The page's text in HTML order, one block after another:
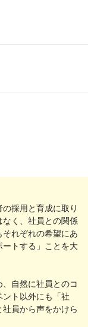
採用と育成に取り
く、社員との関係
れぞれの希望にあ
ートする」ことを大
自然に社員とのコ
ント以外にも「社
員から声をかけら